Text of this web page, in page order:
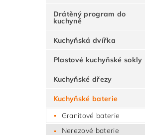
Drátěný program do
kuchyně
Kuchyňská dvířka
Plastové kuchyňské sokly
Kuchyňské dřezy
Kuchyňské baterie
Granitové baterie
Nerezové baterie